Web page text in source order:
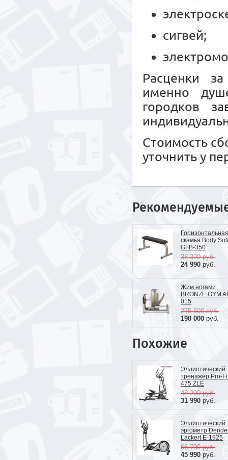
сигвей;
Расценки
именно
городков
Стоимость
уточнить у
Горизонтальная
скамья Body
GFB-350
38 300руб.
24 990 руб.
Жим ногами
BRONZE GYM
015
275 500руб.
190 000 руб.
Похожие
Эллиптический
тренажер Pro-
475 ZLE
43 200руб.
31 990 руб.
Эллиптический
эргометр
Lackert E-1925
66 700руб.
45 990 руб.